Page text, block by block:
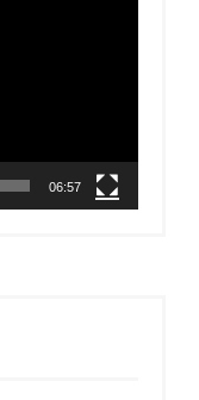
06:57